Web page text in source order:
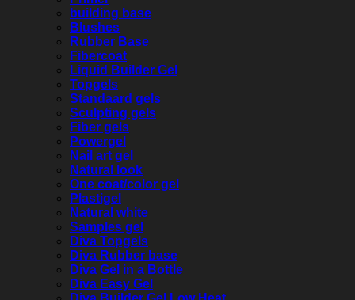
building base
Blushes
Rubber Base
Fibercoat
Liquid Builder Gel
Topgels
Standaard gels
Sculpting gels
Fiber gels
Powergel
Nail art gel
Natural look
One coat/color gel
Plastigel
Natural white
Samples gel
Diva Topgels
Diva Rubber base
Diva Gel in a Bottle
Diva Easy Gel